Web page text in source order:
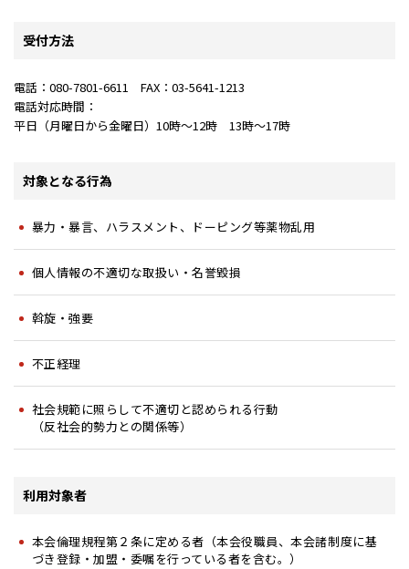
受付方法
電話：080-7801-6611 FAX：03-5641-1213
電話対応時間：
平日（月曜日から金曜日）10時～12時 13時～17時
対象となる行為
暴力・暴言、ハラスメント、ドーピング等薬物乱用
個人情報の不適切な取扱い・名誉毀損
斡旋・強要
不正経理
社会規範に照らして不適切と認められる行動
（反社会的勢力との関係等）
利用対象者
本会倫理規程第２条に定める者（本会役職員、本会諸制度に基
づき登録・加盟・委嘱を行っている者を含む。）